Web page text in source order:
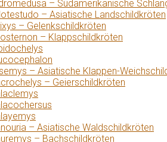
– Südamerikanische
– Asiatische Landschildkröten
– Gelenkschildkröten
– Klappschildkröten
– Asiatische Klappen-
– Geierschildkröten
– Asiatische Waldschildkröten
– Bachschildkröten